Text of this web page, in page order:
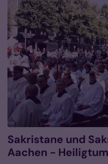
Sakristane und
Aachen -